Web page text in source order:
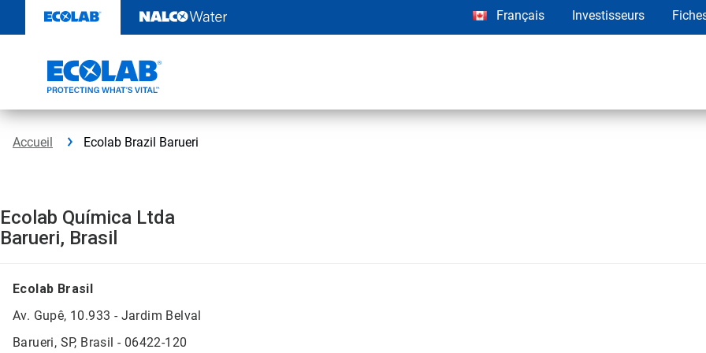
contenu​​​​​​​
Français Investisseurs
Accueil Ecolab Brazil Barueri
Ecolab Química Ltda
Barueri, Brasil
Ecolab Brasil
Av. Gupê, 10.933 - Jardim Belval
Barueri, SP, Brasil - 06422-120